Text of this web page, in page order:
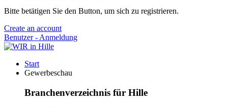
Bitte betätigen Sie den Button, um sich zu registrieren.
Create an account
Benutzer - Anmeldung
Start
Gewerbeschau
Branchenverzeichnis für Hille